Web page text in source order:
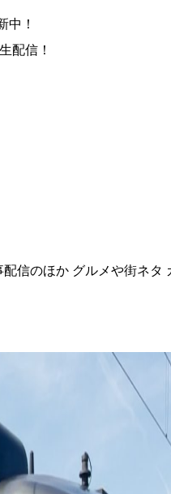
中！
配信！
信のほか グルメや街ネタ